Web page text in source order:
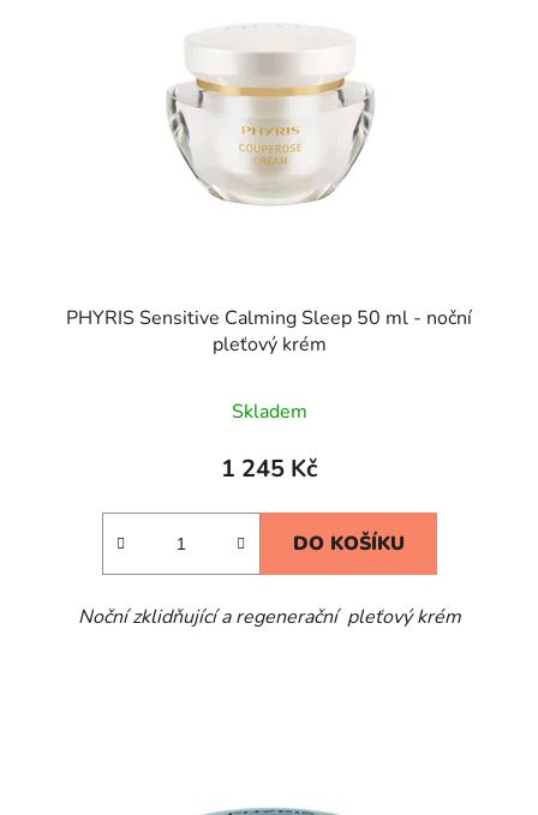
PHYRIS Sensitive Calming Sleep 50 ml - noční
pleťový krém
Skladem
1 245 Kč
DO KOŠÍKU
Noční zklidňující a regenerační pleťový krém